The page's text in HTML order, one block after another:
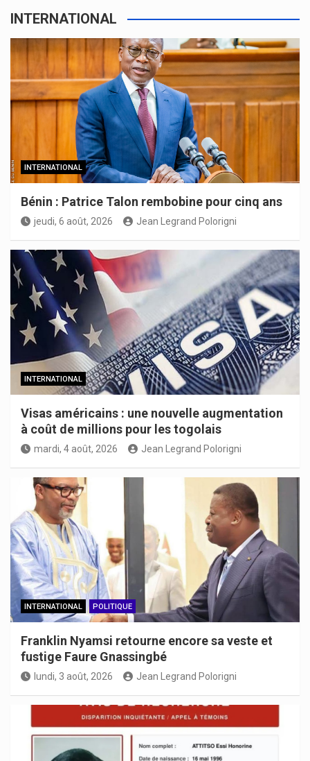
INTERNATIONAL
INTERNATIONAL
Bénin : Patrice Talon rembobine pour cinq ans
jeudi, 6 août, 2026 Jean Legrand Polorigni
INTERNATIONAL
Visas américains : une nouvelle augmentation
à coût de millions pour les togolais
mardi, 4 août, 2026 Jean Legrand Polorigni
INTERNATIONAL POLITIQUE
Franklin Nyamsi retourne encore sa veste et
fustige Faure Gnassingbé
lundi, 3 août, 2026 Jean Legrand Polorigni